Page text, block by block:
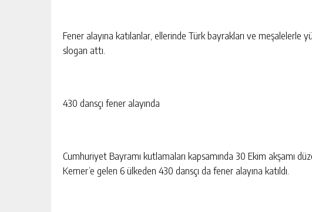
Fener alayına katılanlar, ellerinde Türk bayrakları ve meşalelerle
slogan attı.
430 dansçı fener alayında
Cumhuriyet Bayramı kutlamaları kapsamında 30 Ekim akşamı
Kemer’e gelen 6 ülkeden 430 dansçı da fener alayına katıldı.